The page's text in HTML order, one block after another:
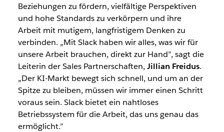
Beziehungen zu fördern, vielfältige Perspektiven
und hohe Standards zu verkörpern und ihre
Arbeit mit mutigem, langfristigem Denken zu
verbinden. „Mit Slack haben wir alles, was wir für
unsere Arbeit brauchen, direkt zur Hand”, sagt die
Leiterin der Sales Partnerschaften, Jillian Freidus.
„Der KI-Markt bewegt sich schnell, und um an der
Spitze zu bleiben, müssen wir immer einen Schritt
voraus sein. Slack bietet ein nahtloses
Betriebssystem für die Arbeit, das uns genau das
ermöglicht.”